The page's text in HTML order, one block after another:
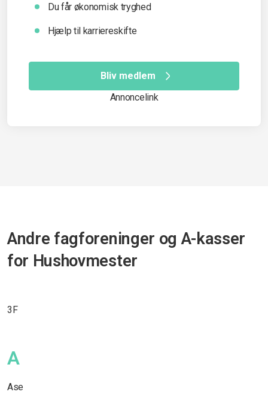
Du får økonomisk tryghed
Hjælp til karriereskifte
Bliv medlem
Annoncelink
Andre fagforeninger og A-kasser
for Hushovmester
3F
A
Ase